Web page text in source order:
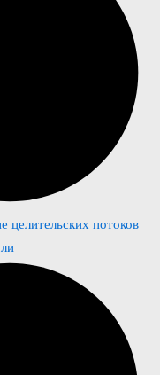
целительских потоков